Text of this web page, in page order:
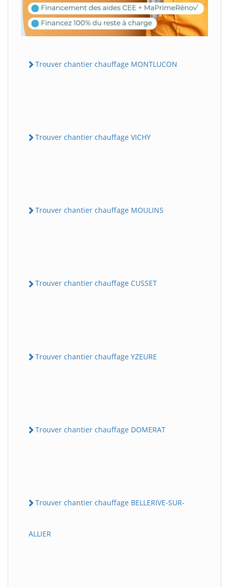
Trouver chantier chauffage MONTLUCON
Trouver chantier chauffage VICHY
Trouver chantier chauffage MOULINS
Trouver chantier chauffage CUSSET
Trouver chantier chauffage YZEURE
Trouver chantier chauffage DOMERAT
Trouver chantier chauffage BELLERIVE-SUR-
ALLIER